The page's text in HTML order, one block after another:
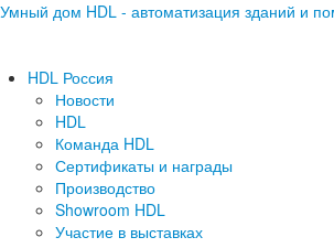
Умный дом HDL - автоматизация зданий и
HDL Россия
Новости
HDL
Команда HDL
Сертификаты и награды
Производство
Showroom HDL
Участие в выставках